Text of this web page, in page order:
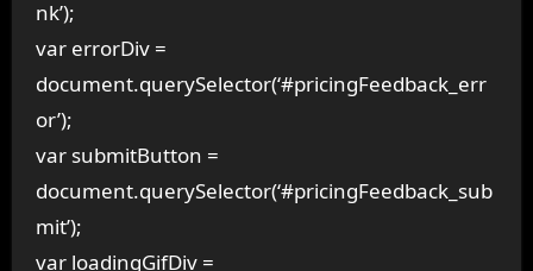
nk’);
var errorDiv =
document.querySelector(‘#pricingFeedback_err
or’);
var submitButton =
document.querySelector(‘#pricingFeedback_sub
mit’);
var loadingGifDiv =